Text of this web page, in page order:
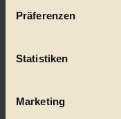
Ihr Gerät
Erfahren Sie mehr
Präferenzen
Statistiken
Marketing
nachhaltig